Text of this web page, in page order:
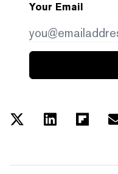
Your Email